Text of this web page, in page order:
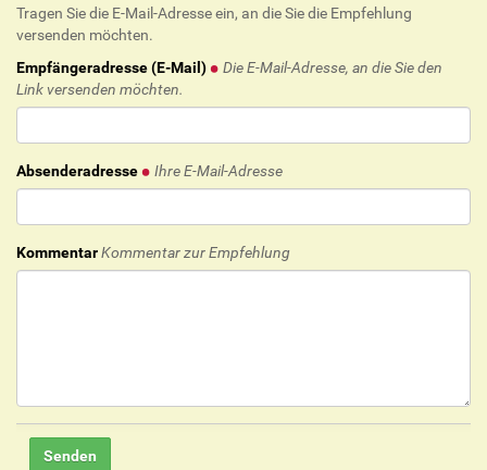
Tragen Sie die E-Mail-Adresse ein, an die Sie die Empfehlung
versenden möchten.
Empfängeradresse (E-Mail)
Die E-Mail-Adresse, an die Sie den
Link versenden möchten.
Absenderadresse Ihre E-Mail-Adresse
KommentarKommentar zur Empfehlung